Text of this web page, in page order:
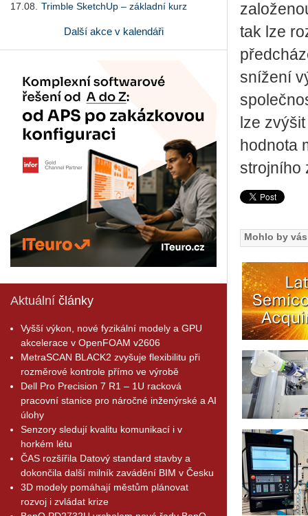
17.08.
Trimble SketchUp – základní kurz
Další akce v kalendáři
Aktuální články
Vyšší výkon, nové fyzikální modely a GPU
akcelerace v OpenFOAM v2606
MetraSCAN BLACK2 zvyšuje flexibilitu při
rozměrové kontrole přímo ve výrobě
Dell Pro Precision 7 R1 – 1U racková
pracovní stanice pro náročné inženýrské a AI
úlohy
Senzory sledují kvalitu komunikací i v
horkém létu
ČAS rozšířila Datový standard stavby a
dokončila další milník zavádění BIM v Česku
3D modely pomáhají městům plánovat
rozvoj i zvládat krize
tak lze
snížení
lze
hodnota
strojního
Mohlo by